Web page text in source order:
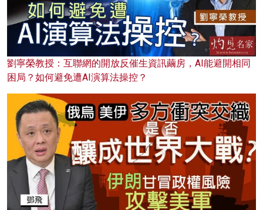
劉寧榮教授：互聯網的開放反催生資訊繭房，AI能避開相同
困局？如何避免遭AI演算法操控？